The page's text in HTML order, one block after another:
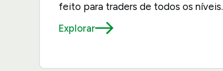
feito para traders de todos os níveis.
Explorar